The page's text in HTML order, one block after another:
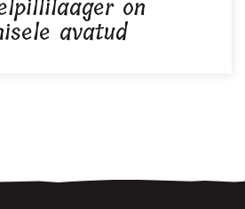
on
avatud